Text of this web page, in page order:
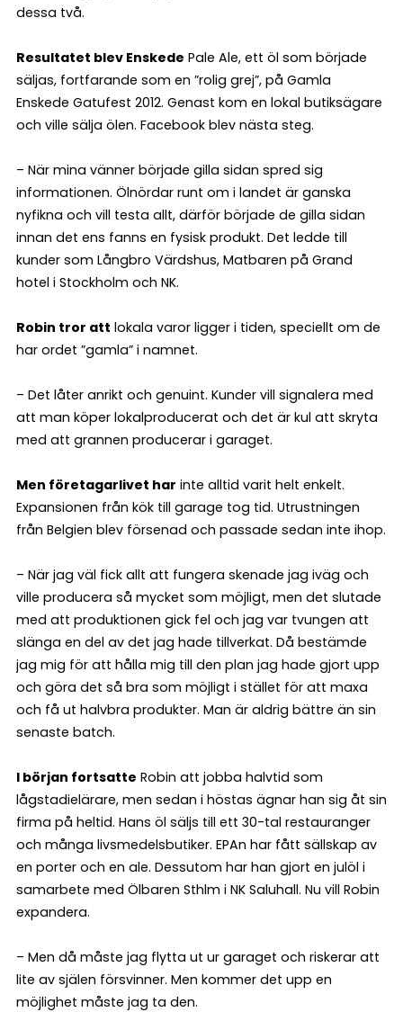
dessa två.
Resultatet blev Enskede Pale Ale, ett öl som började
säljas, fortfarande som en ”rolig grej”, på Gamla
Enskede Gatufest 2012. Genast kom en lokal butiksägare
och ville sälja ölen. Facebook blev nästa steg.
– När mina vänner började gilla sidan spred sig
informationen. Ölnördar runt om i landet är ganska
nyfikna och vill testa allt, därför började de gilla sidan
innan det ens fanns en fysisk produkt. Det ledde till
kunder som Långbro Värdshus, Matbaren på Grand
hotel i Stockholm och NK.
Robin tror att lokala varor ligger i tiden, speciellt om de
har ordet ”gamla” i namnet.
– Det låter anrikt och genuint. Kunder vill signalera med
att man köper lokalproducerat och det är kul att skryta
med att grannen producerar i garaget.
Men företagarlivet har inte alltid varit helt enkelt.
Expansionen från kök till garage tog tid. Utrustningen
från Belgien blev försenad och passade sedan inte ihop.
– När jag väl fick allt att fungera skenade jag iväg och
ville producera så mycket som möjligt, men det slutade
med att produktionen gick fel och jag var tvungen att
slänga en del av det jag hade tillverkat. Då bestämde
jag mig för att hålla mig till den plan jag hade gjort upp
och göra det så bra som möjligt i stället för att maxa
och få ut halvbra produkter. Man är aldrig bättre än sin
senaste batch.
I början fortsatte Robin att jobba halvtid som
lågstadielärare, men sedan i höstas ägnar han sig åt sin
firma på heltid. Hans öl säljs till ett 30-tal restauranger
och många livsmedelsbutiker. EPAn har fått sällskap av
en porter och en ale. Dessutom har han gjort en julöl i
samarbete med Ölbaren Sthlm i NK Saluhall. Nu vill Robin
expandera.
– Men då måste jag flytta ut ur garaget och riskerar att
lite av själen försvinner. Men kommer det upp en
möjlighet måste jag ta den.